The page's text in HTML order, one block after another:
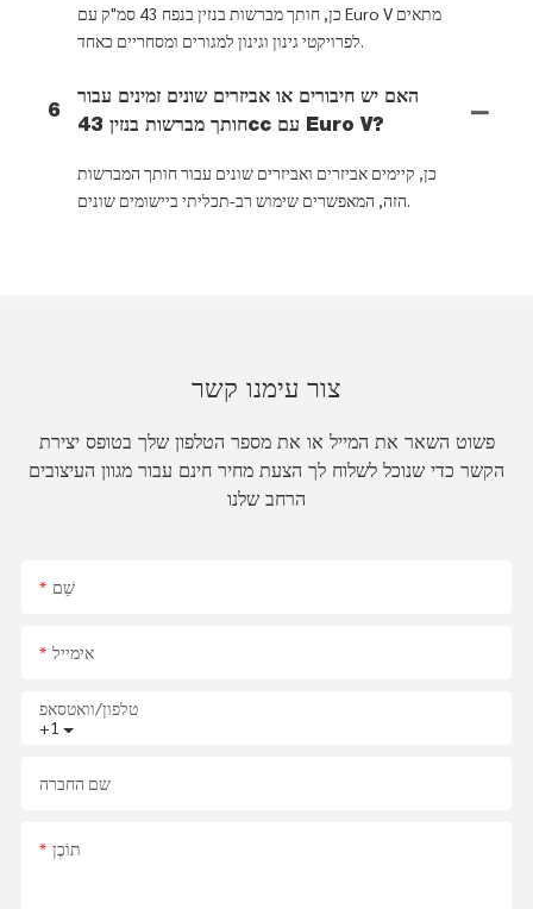
כן, חותך מברשות בנזין בנפח 43 סמ"ק עם Euro V מתאים
לפרויקטי גינון וגינון למגורים ומסחריים כאחד.
6
האם יש חיבורים או אביזרים שונים זמינים עבור
חותך מברשות בנזין 43cc עם Euro V?
כן, קיימים אביזרים ואביזרים שונים עבור חותך המברשות
הזה, המאפשרים שימוש רב-תכליתי ביישומים שונים.
צור עימנו קשר
פשוט השאר את המייל או את מספר הטלפון שלך בטופס יצירת
הקשר כדי שנוכל לשלוח לך הצעת מחיר חינם עבור מגוון העיצובים
הרחב שלנו
שֵׁם
אימייל
+1
טלפון/וואטסאפ
שם החברה
תוֹכֶן